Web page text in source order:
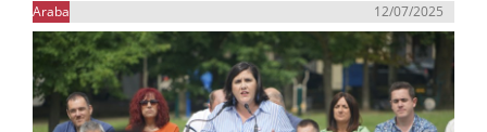
Araba 12/07/2025